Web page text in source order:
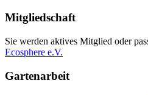
Mitgliedschaft
Sie werden aktives Mitglied oder
Ecosphere e.V.
Gartenarbeit